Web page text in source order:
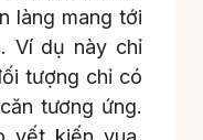
làng mang tới
Ví dụ này chỉ
tượng chỉ có
tương ứng.